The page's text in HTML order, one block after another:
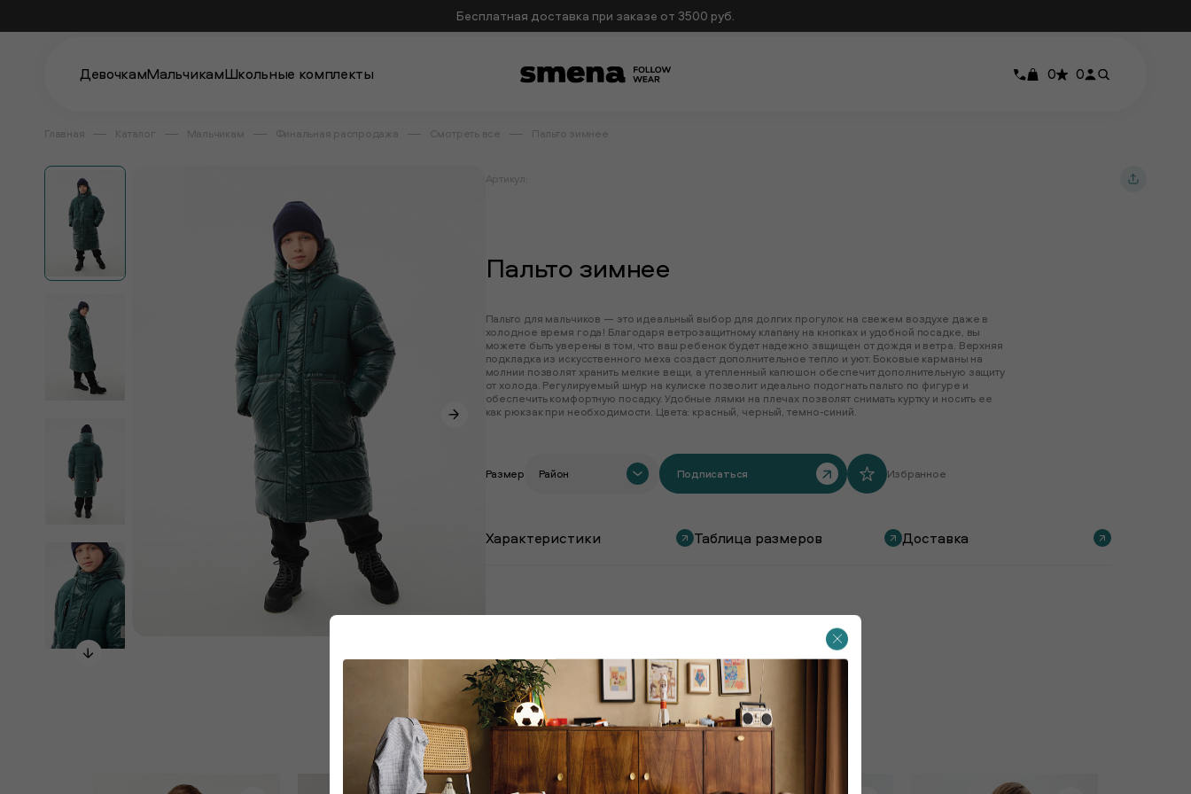
Бесплатная доставка при заказе от 3500 руб.
ДевочкамМальчикамШкольные комплекты 0 0
Главная Каталог Мальчикам Финальная распродажа Смотреть все Пальто зимнее
Артикул:
Пальто зимнее
Пальто для мальчиков — это идеальный выбор для долгих прогулок на свежем воздухе даже в
холодное время года! Благодаря ветрозащитному клапану на кнопках и удобной посадке, вы
можете быть уверены в том, что ваш ребенок будет надежно защищен от дождя и ветра. Верхняя
подкладка из искусственного меха создаст дополнительное тепло и уют. Боковые карманы на
молнии позволят хранить мелкие вещи, а утепленный капюшон обеспечит дополнительную защиту
от холода. Регулируемый шнур на кулиске позволит идеально подогнать пальто по фигуре и
обеспечить комфортную посадку. Удобные лямки на плечах позволят снимать куртку и носить ее
как рюкзак при необходимости. Цвета: красный, черный, темно-синий.
Размер Район Подписаться Избранное
Характеристики Таблица размеров Доставка
Покупают вместе с этим товаром